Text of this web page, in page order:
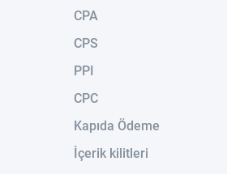
CPA
CPS
PPI
CPC
Kapıda Ödeme
İçerik kilitleri